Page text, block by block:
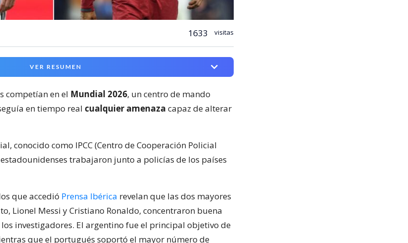
1633 visitas
VER RESUMEN
competían en el Mundial 2026, un centro de mando
en tiempo real cualquier amenaza capaz de alterar
conocido como IPCC (Centro de Cooperación Policial
trabajaron junto a policías de los países
que accedió Prensa Ibérica revelan que las dos mayores
Lionel Messi y Cristiano Ronaldo, concentraron buena
investigadores. El argentino fue el principal objetivo de
que el portugués soportó el mayor número de